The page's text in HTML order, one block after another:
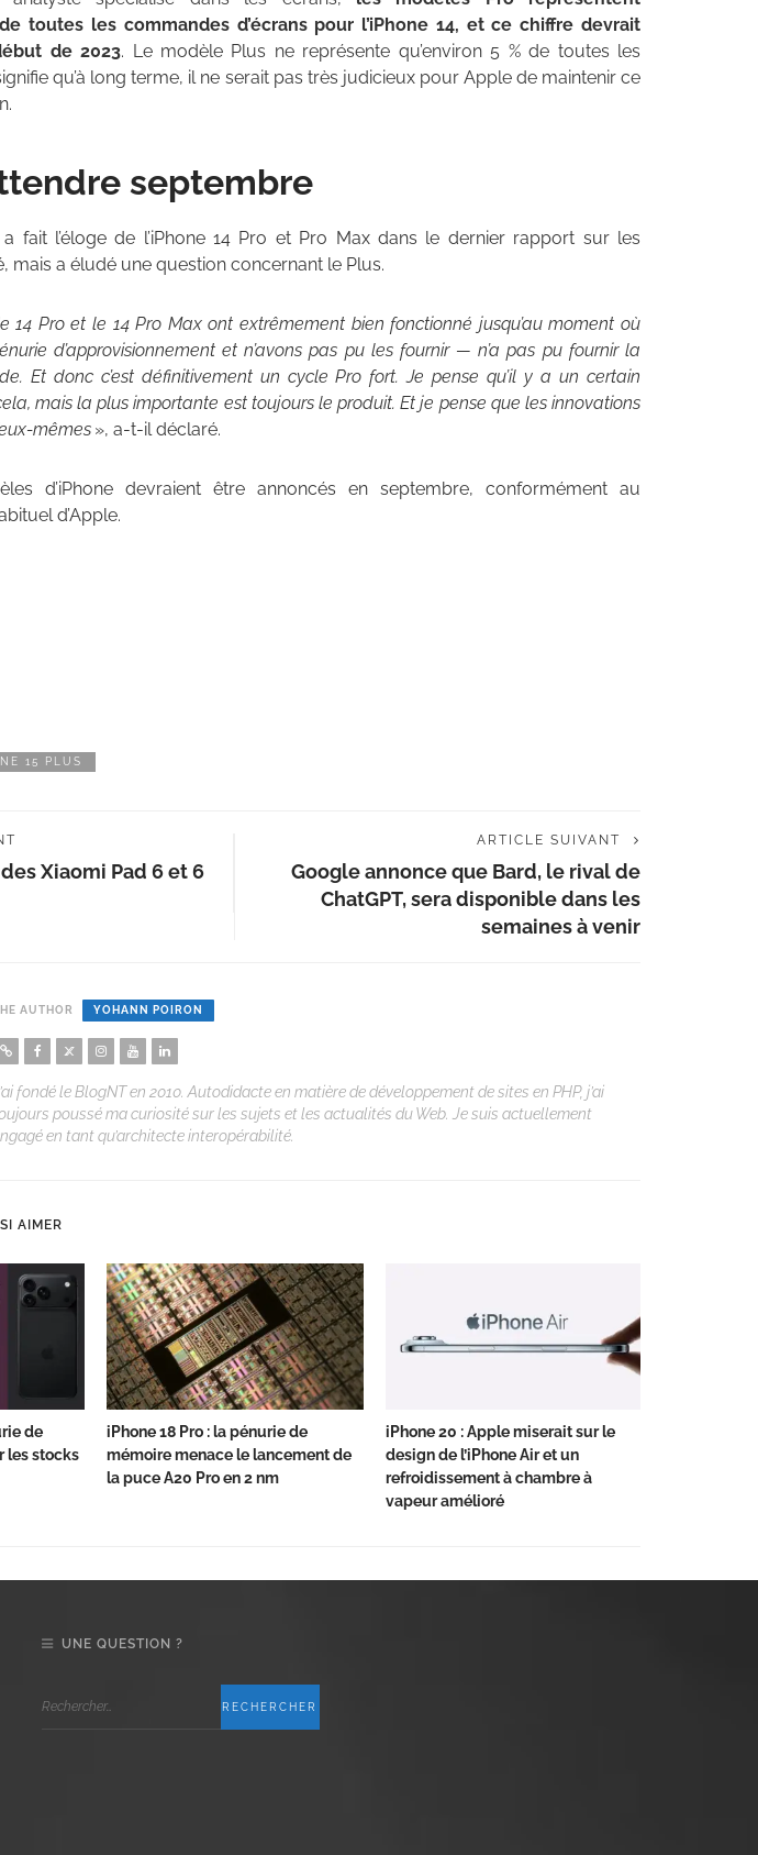
toutes les commandes d’écrans pour l’iPhone 14, et ce chiffre devrait
de 2023. Le modèle Plus ne représente qu’environ 5 % de toutes les
qu’à long terme, il ne serait pas très judicieux pour Apple de maintenir ce
septembre
fait l’éloge de l’iPhone 14 Pro et Pro Max dans le dernier rapport sur les
mais a éludé une question concernant le Plus.
Pro et le 14 Pro Max ont extrêmement bien fonctionné jusqu’au moment où
d’approvisionnement et n’avons pas pu les fournir — n’a pas pu fournir la
Et donc c’est définitivement un cycle Pro fort. Je pense qu’il y a un certain
mais la plus importante est toujours le produit. Et je pense que les innovations
mêmes », a-t-il déclaré.
d’iPhone devraient être annoncés en septembre, conformément au
d’Apple.
15 PLUS
Xiaomi Pad 6 et 6
ARTICLE SUIVANT
Google annonce que Bard, le rival de
ChatGPT, sera disponible dans les
semaines à venir
AUTHOR YOHANN POIRON
fondé le BlogNT en 2010. Autodidacte en matière de développement de sites en PHP, j’ai
poussé ma curiosité sur les sujets et les actualités du Web. Je suis actuellement
en tant qu’architecte interopérabilité.
AIMER
de
les stocks
iPhone 18 Pro : la pénurie de
mémoire menace le lancement de
la puce A20 Pro en 2 nm
iPhone 20 : Apple miserait sur le
design de l’iPhone Air et un
refroidissement à chambre à
vapeur amélioré
UNE QUESTION ?